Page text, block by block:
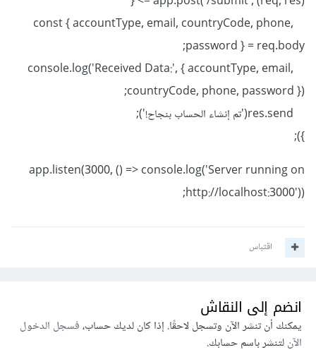
const { accountType, email, countryCode, phone,
password } = req.body;
console.log('Received Data:', { accountType, email,
countryCode, phone, password });
});
app.listen(3000, () => console.log('Server running on
http://localhost:3000'));
اقتباس
انضم إلى النقاش
يمكنك أن تنشر الآن وتسجل لاحقًا. إذا كان لديك حساب،فسجل الدخول
الآنلتنشر باسم حسابك.